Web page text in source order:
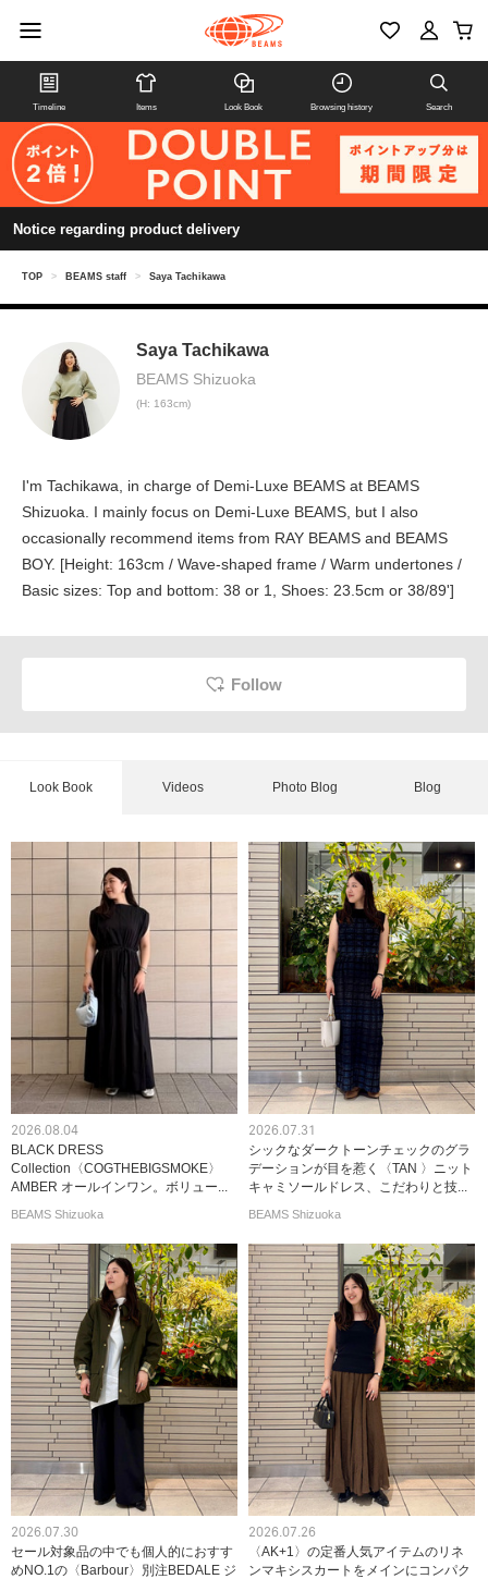
Timeline Items Look Book Browsing history Search
Notice regarding product delivery
TOP > BEAMS staff > Saya Tachikawa
Saya Tachikawa
BEAMS Shizuoka
(H: 163cm)
I'm Tachikawa, in charge of Demi-Luxe BEAMS at BEAMS
Shizuoka. I mainly focus on Demi-Luxe BEAMS, but I also
occasionally recommend items from RAY BEAMS and BEAMS
BOY. [Height: 163cm / Wave-shaped frame / Warm undertones /
Basic sizes: Top and bottom: 38 or 1, Shoes: 23.5cm or 38/89']
Follow
Look Book Videos Photo Blog Blog
2026.08.04
BLACK DRESS
Collection〈COGTHEBIGSMOKE〉
AMBER オールインワン。ボリュー...
BEAMS Shizuoka
2026.07.31
シックなダークトーンチェックのグラ
デーションが目を惹く〈TAN 〉ニット
キャミソールドレス、こだわりと技...
BEAMS Shizuoka
2026.07.30
セール対象品の中でも個人的におすす
めNO.1の〈Barbour〉別注BEDALE ジ
2026.07.26
〈AK+1〉の定番人気アイテムのリネ
ンマキシスカートをメインにコンパク